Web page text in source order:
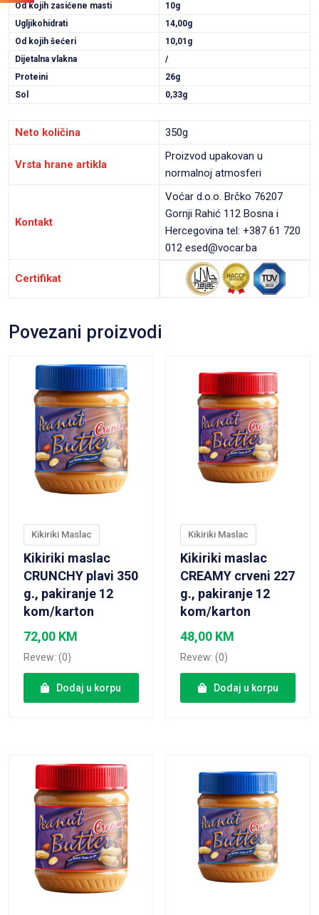
Od kojih zasićene masti
10g
Ugljikohidrati
14,00g
Od kojih šećeri
10,01g
Dijetalna vlakna
/
Proteini
26g
Sol
0,33g
Neto količina 350g
Vrsta hrane artikla
Proizvod upakovan u
normalnoj atmosferi
Kontakt
Voćar d.o.o. Brčko 76207
Gornji Rahić 112 Bosna i
Hercegovina tel: +387 61 720
012 esed@vocar.ba
Certifikat
Povezani proizvodi
VIEW PRODUCT
Kikiriki Maslac
Kikiriki maslac
CRUNCHY plavi 350
g., pakiranje 12
kom/karton
72,00 KM
Revew: (0)
Dodaj u korpu
Kikiriki Maslac
Kikiriki maslac
CREAMY crveni 227
g., pakiranje 12
kom/karton
48,00 KM
Revew: (0)
Dodaj u korpu